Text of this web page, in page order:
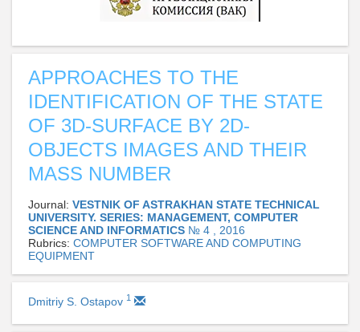
APPROACHES TO THE
IDENTIFICATION OF THE STATE
OF 3D-SURFACE BY 2D-
OBJECTS IMAGES AND THEIR
MASS NUMBER
Journal: VESTNIK OF ASTRAKHAN STATE TECHNICAL
UNIVERSITY. SERIES: MANAGEMENT, COMPUTER
SCIENCE AND INFORMATICS № 4 , 2016
Rubrics: COMPUTER SOFTWARE AND COMPUTING
EQUIPMENT
Dmitriy S. Ostapov 1